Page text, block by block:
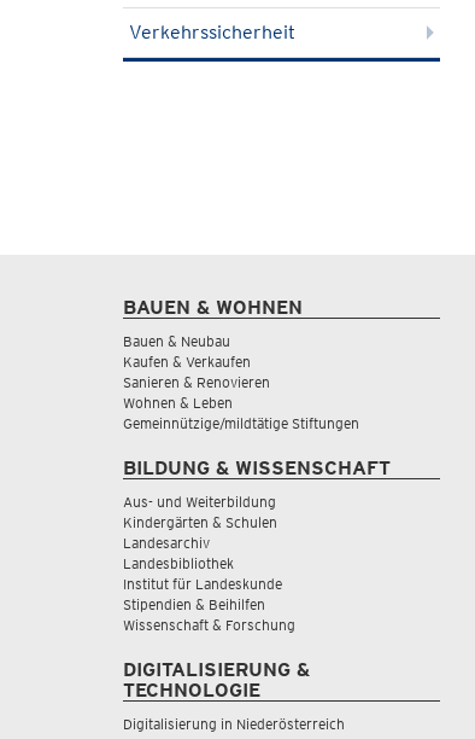
Verkehrssicherheit
BAUEN & WOHNEN
Bauen & Neubau
Kaufen & Verkaufen
Sanieren & Renovieren
Wohnen & Leben
Gemeinnützige/mildtätige Stiftungen
BILDUNG & WISSENSCHAFT
Aus- und Weiterbildung
Kindergärten & Schulen
Landesarchiv
Landesbibliothek
Institut für Landeskunde
Stipendien & Beihilfen
Wissenschaft & Forschung
DIGITALISIERUNG &
TECHNOLOGIE
Digitalisierung in Niederösterreich